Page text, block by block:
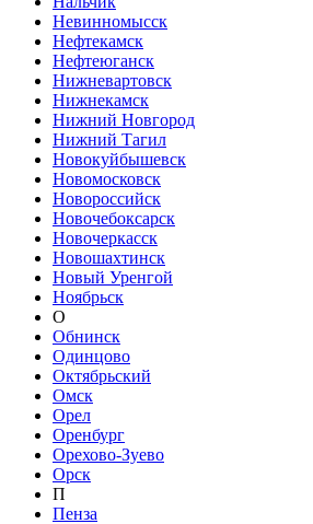
Невинномысск
Нефтекамск
Нефтеюганск
Нижневартовск
Нижнекамск
Нижний Новгород
Нижний Тагил
Новокуйбышевск
Новомосковск
Новороссийск
Новочебоксарск
Новочеркасск
Новошахтинск
Новый Уренгой
Ноябрьск
О
Обнинск
Одинцово
Октябрьский
Омск
Орел
Оренбург
Орехово-Зуево
Орск
П
Пенза